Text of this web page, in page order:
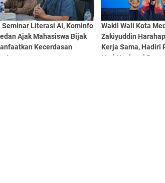
Seminar Literasi AI, Kominfo
Ajak Mahasiswa Bijak
Kecerdasan
Wakil Wali Kota
Zakiyuddin
Kerja Sama, Hadiri
Hari Nasional